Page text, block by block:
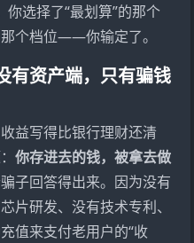
选择了“最划算”的那个
个档位——你输定了。
资产端，只有骗钱
益写得比银行理财还清
你存进去的钱，被拿去做
子回答得出来。因为没有
研发、没有技术专利、
值来支付老用户的“收